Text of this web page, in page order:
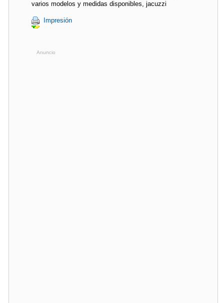
varios modelos y medidas disponibles, jacuzzi
Impresión
Anuncio